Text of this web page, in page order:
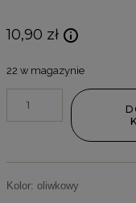
10,90 zł
22 w magazynie
Kolor: oliwkowy